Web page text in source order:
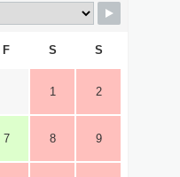
F S S
1 2
7 8 9